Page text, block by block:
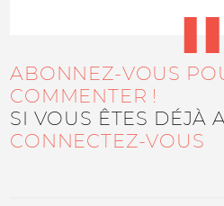
ABONNEZ-VOUS
COMMENTER !
SI VOUS ÊTES DÉJÀ
CONNECTEZ-VOUS